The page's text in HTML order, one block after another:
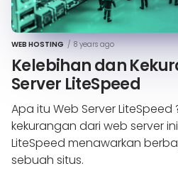
WEB HOSTING / 8 years ago
Kelebihan dan
Server LiteSpeed
Apa itu Web Server
kekurangan dari web server
LiteSpeed menawarkan
sebuah situs.